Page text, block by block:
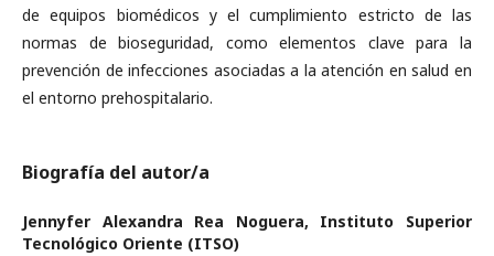
de equipos biomédicos y el cumplimiento estricto de las
normas de bioseguridad, como elementos clave para la
prevención de infecciones asociadas a la atención en salud en
el entorno prehospitalario.
Biografía del autor/a
Jennyfer Alexandra Rea Noguera, Instituto Superior
Tecnológico Oriente (ITSO)